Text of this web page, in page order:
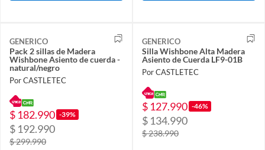
GENERICO
Pack 2 sillas de Madera
Wishbone Asiento de cuerda -
natural/negro
Por CASTLETEC
$ 182.990 -39%
$ 192.990
$ 299.990
GENERICO
Silla Wishbone Alta Madera
Asiento de Cuerda LF9-01B
Por CASTLETEC
$ 127.990 -46%
$ 134.990
$ 238.990